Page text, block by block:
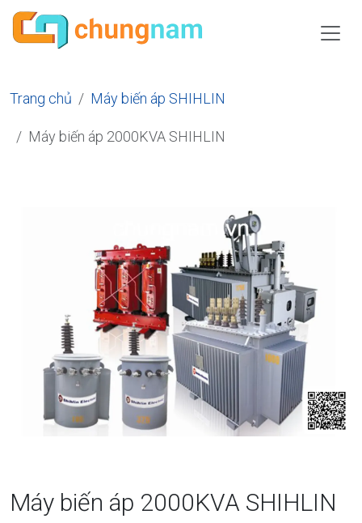
Trang chủ Máy biến áp SHIHLIN
Máy biến áp 2000KVA SHIHLIN
Máy biến áp 2000KVA SHIHLIN